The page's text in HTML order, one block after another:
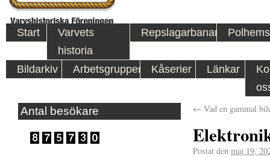
Start
Varvets
historia
Repslagarbanan
Bildarkiv Arbetsgrupper Kåserier Länkar
Antal besökare ← Vad en gammal
Postat den maj 19,